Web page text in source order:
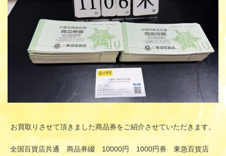
お買取りさせて頂きました商品券をご紹介させていただきます。
全国百貨店共通 商品券綴 10000円 1000円券 東急百貨店